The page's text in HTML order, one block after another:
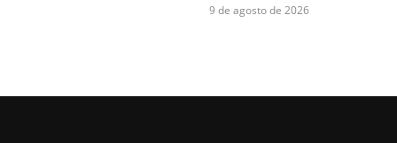
9 de agosto de 2026